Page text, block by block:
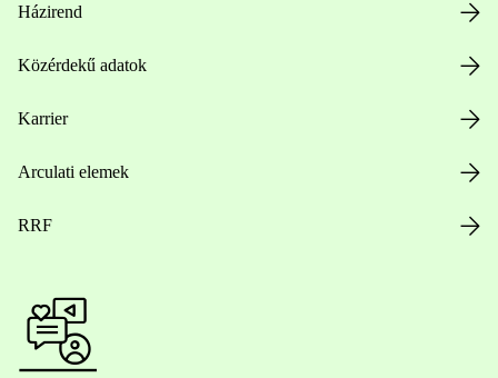
Házirend
Közérdekű adatok
Karrier
Arculati elemek
RRF